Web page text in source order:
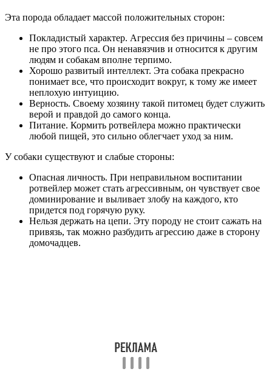
Эта порода обладает массой положительных сторон:
Покладистый характер. Агрессия без причины – совсем
не про этого пса. Он ненавязчив и относится к другим
людям и собакам вполне терпимо.
Хорошо развитый интеллект. Эта собака прекрасно
понимает все, что происходит вокруг, к тому же имеет
неплохую интуицию.
Верность. Своему хозяину такой питомец будет служить
верой и правдой до самого конца.
Питание. Кормить ротвейлера можно практически
любой пищей, это сильно облегчает уход за ним.
У собаки существуют и слабые стороны:
Опасная личность. При неправильном воспитании
ротвейлер может стать агрессивным, он чувствует свое
доминирование и выливает злобу на каждого, кто
придется под горячую руку.
Нельзя держать на цепи. Эту породу не стоит сажать на
привязь, так можно разбудить агрессию даже в сторону
домочадцев.